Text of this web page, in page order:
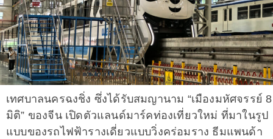
เทศบาลนครฉงชิ่ง ซึ่งได้รับสมญานาม “เมืองมหัศจรรย์ 8
มิติ” ของจีน เปิดตัวแลนด์มาร์คท่องเที่ยวใหม่ ที่มาในรูป
แบบของรถไฟฟ้ารางเดี่ยวแบบวิ่งคร่อมราง ธีมแพนด้า